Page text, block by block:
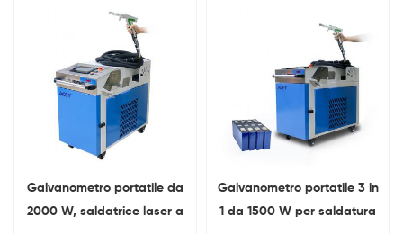
e pulizia
Galvanometro portatile da
2000 W, saldatrice laser a
Galvanometro portatile 3 in
1 da 1500 W per saldatura